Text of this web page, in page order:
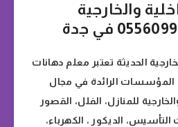
والخارجية
الحديثة تعتبر معلم دهانات
المؤسسات الرائدة في مجال
للمنازل، الفلل، القصور
الديكور ، الكهرباء،